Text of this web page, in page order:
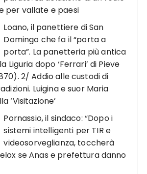
per vallate e paesi
Loano, il panettiere di San
Domingo che fa il “porta a
porta”. La panetteria più antica
Liguria dopo ‘Ferrari’ di Pieve
2/ Addio alle custodi di
Luigina e suor Maria
‘Visitazione’
Pornassio, il sindaco: “Dopo i
sistemi intelligenti per TIR e
videosorveglianza, toccherà
se Anas e prefettura danno